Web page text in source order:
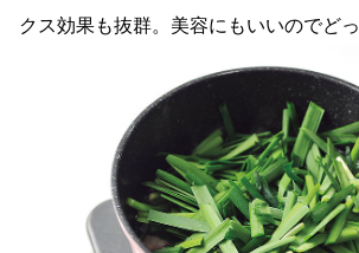
クス効果も抜群。美容にもいいのでどっ